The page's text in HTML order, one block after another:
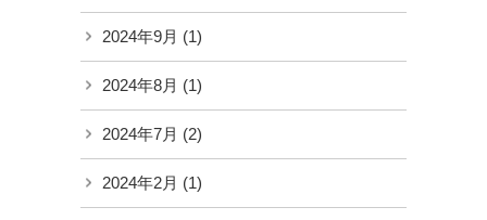
2024年9月 (1)
2024年8月 (1)
2024年7月 (2)
2024年2月 (1)